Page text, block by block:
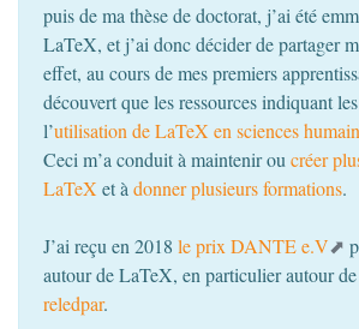
puis de ma thèse de doctorat, j’ai été
LaTeX, et j’ai donc décider de partager
effet, au cours de mes premiers
découvert que les ressources indiquant
l’utilisation de LaTeX en sciences
Ceci m’a conduit à maintenir ou créer
LaTeX et à donner plusieurs formations.
J’ai reçu en 2018 le prix DANTEe.V
autour de LaTeX, en particulier autour de
reledpar.